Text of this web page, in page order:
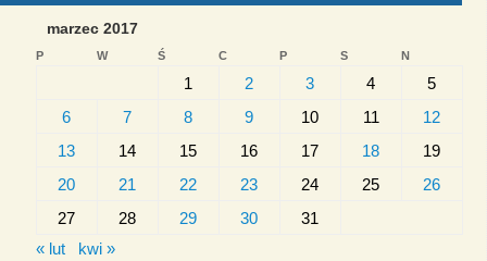
marzec 2017
P W Ś C P S N
1 2 3 4
5
6
7 8 9 10 11
12
13
14 15 16 17 18
19
20
21 22 23 24 25
26
27
28 29 30
31
« lut
kwi »